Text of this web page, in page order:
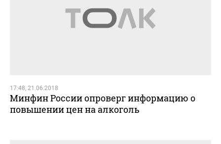
17:48, 21.06.2018
Минфин России опроверг информацию о
повышении цен на алкоголь